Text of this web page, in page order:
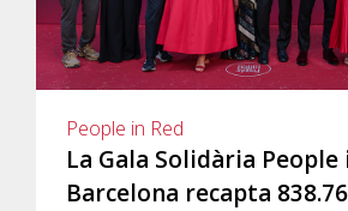
People in Red
La Gala Solidària People
Barcelona recapta